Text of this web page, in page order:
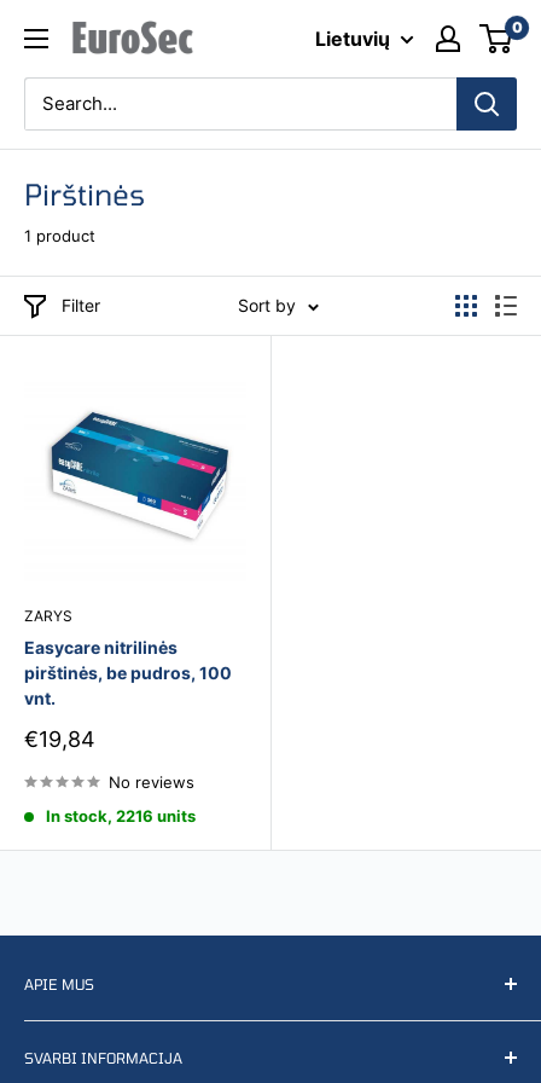
content
Eurosec Lietuvių 0
Pirštinės
1 product
Filter Sort by
ZARYS
Easycare nitrilinės
pirštinės, be pudros, 100
vnt.
Sale
price
€19,84
No reviews
In stock, 2216 units
APIE MUS
Mes parduodame, platinome, paieškome, kuriame ir
gaminame aplinkai susijusius gynybos, gelbėjimo ir
SVARBI INFORMACIJA